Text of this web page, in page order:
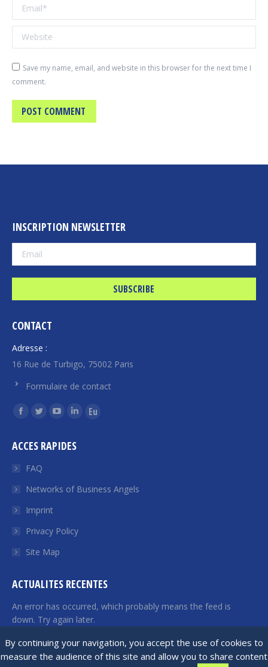
By continuing your navigation, you accept the use of cookies to
measure the audience of this site and allow you to share content
Email *
Website
Save my name, email, and website in this browser for the next time I
comment.
POST COMMENT
INSCRIPTION NEWSLETTER
CONTACT
Adresse :
16 Rue de Turbigo, 75002 Paris
Formulaire de contact
Find us on:
Facebook
opens
window
Twitter
opens
in
window
YouTube
opens
window
Linkedin
opens
window
Euroquity
window
ACCES RAPIDES
FAQ
Networks of Business Angels
Imprint
Privacy Policy
Site Map
ACTUALITES RECENTES
An error has occurred, which probably means the feed is
down. Try again later.